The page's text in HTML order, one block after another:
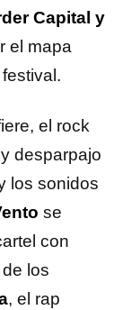
Capital y
el mapa
el rock
desparpajo
los sonidos
se
con
los
, el rap